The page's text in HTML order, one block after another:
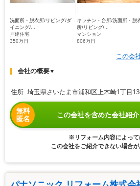
洗面所・脱衣所/リビング/ダ
イニング/...
戸建住宅
350万円
キッチン・台所/洗面所・脱
所/リビング/...
マンション
806万円
この会
会社の概要▼
住所 埼玉県さいたま市浦和区上木崎1丁目
無料
匿名
この会社を含めた会社紹
※リフォーム内容によって
この会社をご紹介できない場合が